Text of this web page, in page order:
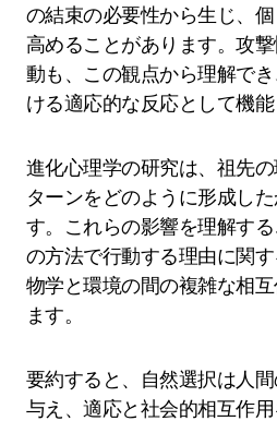
の結束の必要性から生じ、
高めることがあります。攻
動も、この観点から理解で
ける適応的な反応として機能
進化心理学の研究は、祖先
ターンをどのように形成し
す。これらの影響を理解す
の方法で行動する理由に関
物学と環境の間の複雑な相
ます。
要約すると、自然選択は人
与え、適応と社会的相互作